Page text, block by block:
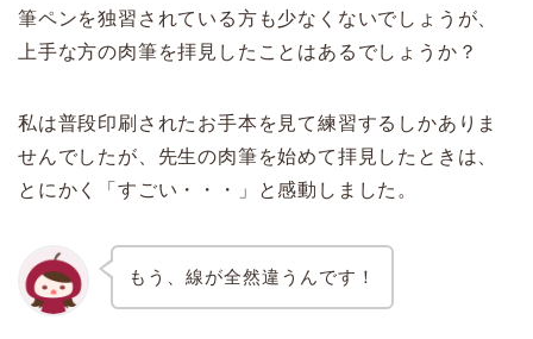
筆ペンを独習されている方も少なくないでしょうが、
上手な方の肉筆を拝見したことはあるでしょうか？
私は普段印刷されたお手本を見て練習するしかありま
せんでしたが、先生の肉筆を始めて拝見したときは、
とにかく「すごい・・・」と感動しました。
もう、線が全然違うんです！